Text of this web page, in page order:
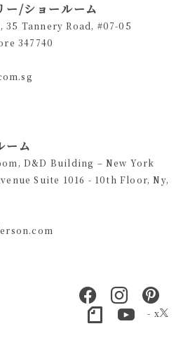
ー/ショールーム
Tannery Road, #07-05
347740
ーム
D&D Building – New York
Suite 1016 - 10th Floor, Ny,
- x